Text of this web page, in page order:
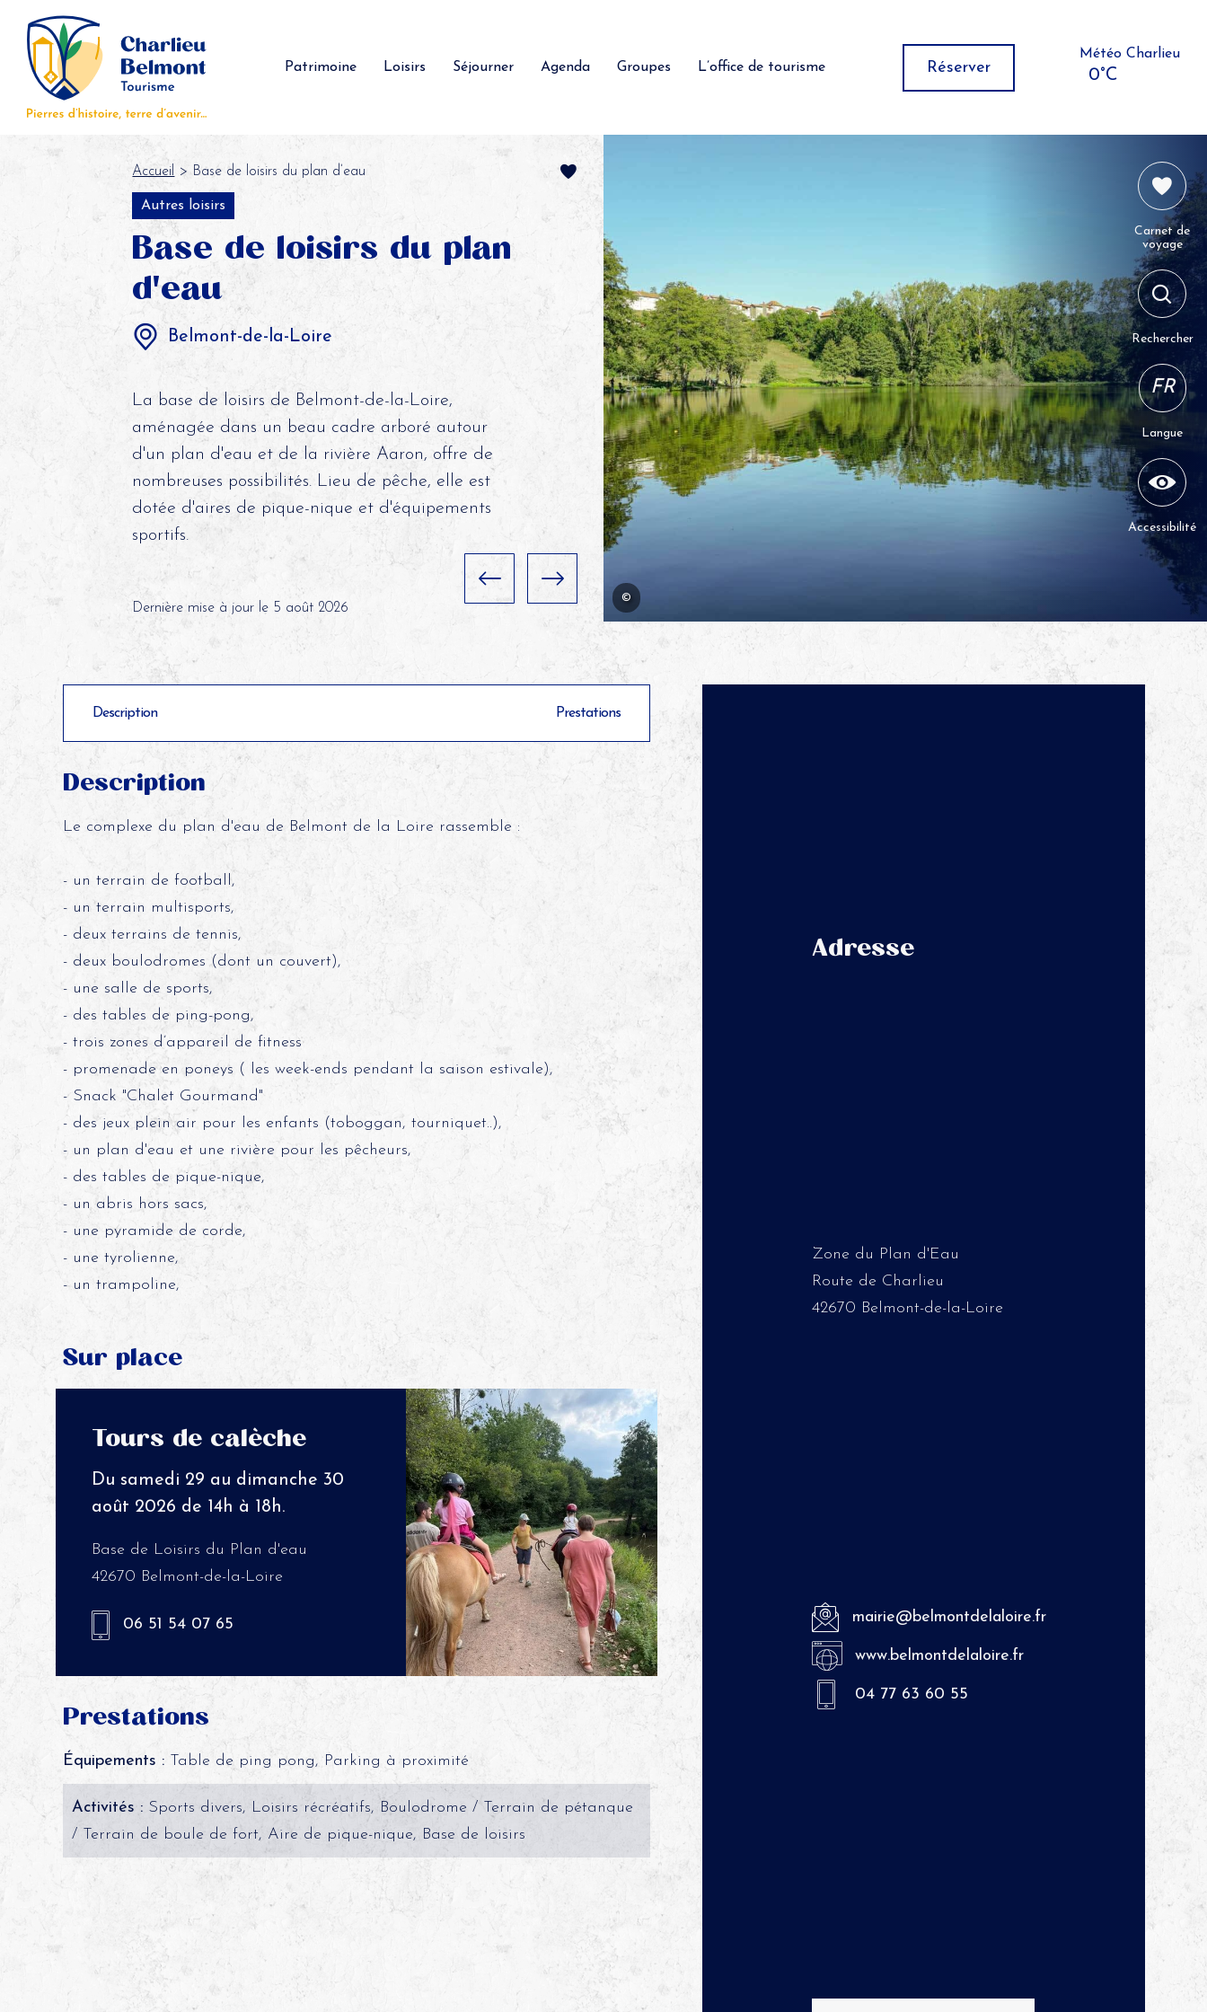
Patrimoine Loisirs Séjourner Agenda Groupes L’office de tourisme Réserver
Météo Charlieu
0°C
Carnet de
voyage
Rechercher
FR
Langue
Accessibilité
Accueil > Base de loisirs du plan d’eau
Autres loisirs
Base de loisirs du plan
d'eau
Belmont-de-la-Loire
La base de loisirs de Belmont-de-la-Loire,
aménagée dans un beau cadre arboré autour
d'un plan d'eau et de la rivière Aaron, offre de
nombreuses possibilités. Lieu de pêche, elle est
dotée d'aires de pique-nique et d'équipements
sportifs.
Dernière mise à jour le 5 août 2026
©
Description Prestations
Description
Le complexe du plan d'eau de Belmont de la Loire rassemble :
- un terrain de football,
- un terrain multisports,
- deux terrains de tennis,
- deux boulodromes (dont un couvert),
- une salle de sports,
- des tables de ping-pong,
- trois zones d’appareil de fitness
- promenade en poneys ( les week-ends pendant la saison estivale),
- Snack "Chalet Gourmand"
- des jeux plein air pour les enfants (toboggan, tourniquet..),
- un plan d'eau et une rivière pour les pêcheurs,
- des tables de pique-nique,
- un abris hors sacs,
- une pyramide de corde,
- une tyrolienne,
- un trampoline,
Sur place
Tours de calèche
Du samedi 29 au dimanche 30
août 2026 de 14h à 18h.
Base de Loisirs du Plan d'eau
42670 Belmont-de-la-Loire
06 51 54 07 65
Prestations
Équipements :Table de ping pong, Parking à proximité
Activités :Sports divers, Loisirs récréatifs, Boulodrome / Terrain de pétanque
/ Terrain de boule de fort, Aire de pique-nique, Base de loisirs
Adresse
Zone du Plan d'Eau
Route de Charlieu
42670 Belmont-de-la-Loire
mairie@belmontdelaloire.fr
www.belmontdelaloire.fr
04 77 63 60 55
Panneau de gestion des cookies